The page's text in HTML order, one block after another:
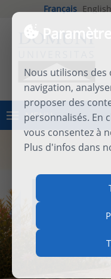
Nous utilisons
navigation,
proposer des
personnalisés. En
vous consentez à
Plus d'infos dans
Français English
MENU